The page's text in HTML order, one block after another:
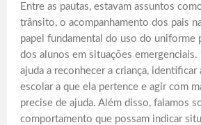
Entre as pautas, estavam assuntos
trânsito, o acompanhamento dos pais
papel fundamental do uso do uniforme
dos alunos em situações emergenciais.
ajuda a reconhecer a criança, identificar
escolar a que ela pertence e agir com
precise de ajuda. Além disso, falamos
comportamento que possam indicar